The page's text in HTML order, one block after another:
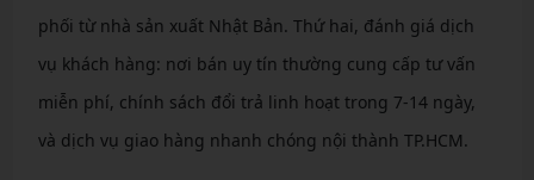
phối từ nhà sản xuất Nhật Bản. Thứ hai, đánh giá dịch
vụ khách hàng: nơi bán uy tín thường cung cấp tư vấn
miễn phí, chính sách đổi trả linh hoạt trong 7-14 ngày,
và dịch vụ giao hàng nhanh chóng nội thành TP.HCM.